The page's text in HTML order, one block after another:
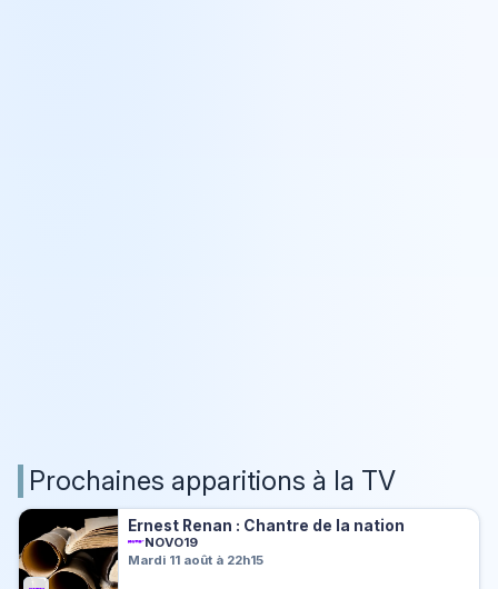
Prochaines apparitions à la TV
Ernest Renan : Chantre de la nation
NOVO19
Mardi 11 août à 22h15